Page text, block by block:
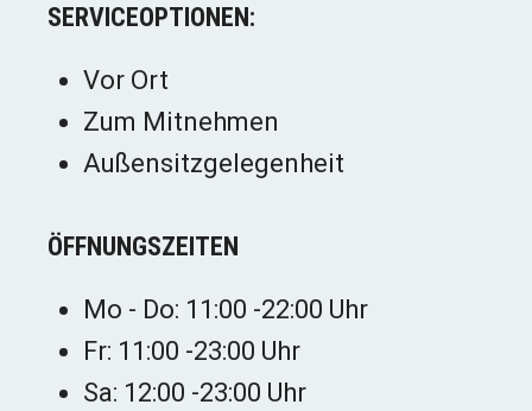
SERVICEOPTIONEN:
Vor Ort
Zum Mitnehmen
Außensitzgelegenheit
ÖFFNUNGSZEITEN
Mo - Do: 11:00 -22:00 Uhr
Fr: 11:00 -23:00 Uhr
Sa: 12:00 -23:00 Uhr